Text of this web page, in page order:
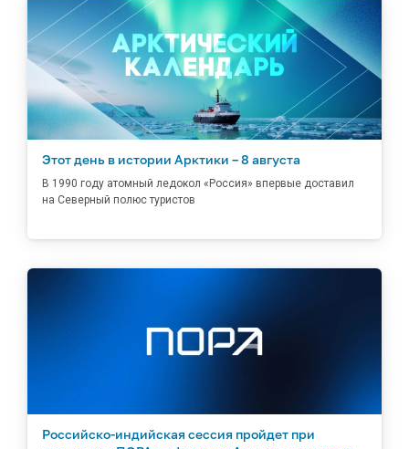
Этот день в истории Арктики – 8 августа
В 1990 году атомный ледокол «Россия» впервые доставил
на Северный полюс туристов
Российско-индийская сессия пройдет при